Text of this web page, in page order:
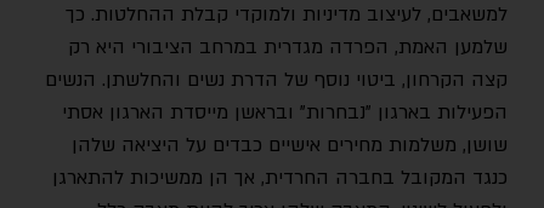
למשאבים, לעיצוב מדיניות ולמוקדי קבלת ההחלטות. כך
שלמען האמת, הפרדה מגדרית במרחב הציבורי היא רק
קצה הקרחון, ביטוי נוסף של הדרת נשים והחלשתן. הנשים
הפעילות בארגון "נבחרות" ובראשן מייסדת הארגון אסתי
שושן, משלמות מחירים אישיים כבדים על היציאה שלהן
כנגד המקובל בחברה החרדית, אך הן ממשיכות להתארגן